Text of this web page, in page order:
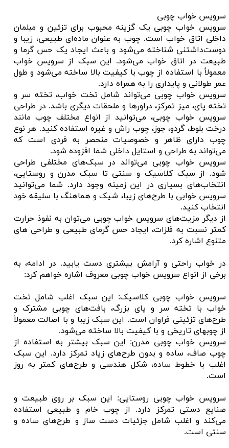
سرویس خواب چوبی
سرویس خواب چوبی یک گزینه محبوب برای تزئین و مبلمان
داخلی اتاق خواب است. چوب به عنوان ماده‌ای طبیعی، زیبا و
دوست‌داشتنی شناخته می‌شود و باعث ایجاد یک حس گرما و
طبیعت در اتاق خواب می‌شود. این سبک از سرویس خواب
معمولاً با استفاده از چوب با کیفیت بالا ساخته می‌شود و طول
عمر طولانی و پایداری را به همراه دارد.
سرویس خواب چوبی می‌تواند شامل تخت خواب، تخته سر و
تخته پای، میز تمرکز، دراورها و ملحقات دیگری باشد. در طراحی
سرویس خواب چوبی، می‌توانید از انواع مختلف چوب مانند
درخت بلوط، گردو، جوز، چوب راش و غیره استفاده کنید. هر نوع
چوب دارای ظاهر و خصوصیات منحصر به فردی است که
می‌تواند به طراحی و استایل داخلی شما افزوده شود.
سرویس خواب چوبی می‌تواند در سبک‌های مختلفی طراحی
شود. از سبک کلاسیک و سنتی تا سبک مدرن و روستایی،
انتخاب‌های بسیاری در این زمینه وجود دارد. شما می‌توانید
سرویس خوابی با طرح‌های زیبا، شیک و هماهنگ با سلیقه خود
انتخاب کنید.
از دیگر مزیت‌های سرویس خواب چوبی می‌توان به نفوذ حرارت
کمتر نسبت به فلزات، ایجاد حس گرمای طبیعی و طراحی های
متنوع اشاره کرد.
در خواب راحتی و آرامش بیشتری دست یابید. در ادامه، به
برخی از انواع سرویس خواب چوبی معروف اشاره خواهم کرد:
سرویس خواب چوبی کلاسیک: این سبک اغلب شامل تخت
خواب با تخته سر و پای بزرگ، بافت‌های چوبی مشترک و
طرح‌های تزئینی فراوان است. این سبک زیبا و با اصالت معمولاً
از چوبهای تاریخی و با کیفیت بالا ساخته می‌شود.
سرویس خواب چوبی مدرن: این سبک بیشتر به استفاده از
چوب صاف، ساده و بدون طرح‌های زیاد تمرکز دارد. این سبک
اغلب با خطوط ساده، شکل هندسی و طرح‌های کمتر به روز
است.
سرویس خواب چوبی روستایی: این سبک بر روی طبیعت و
صنایع دستی تمرکز دارد. از چوب خام و طبیعی استفاده
می‌کند و اغلب شامل جزئیات دست ساز و طرح‌های ساده و
سنتی است.